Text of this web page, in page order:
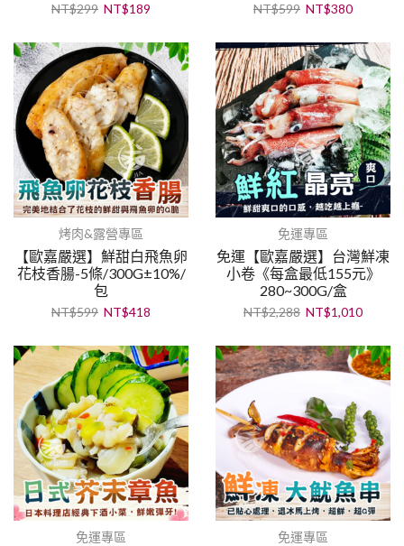
NT$299 NT$189 NT$599 NT$380
烤肉&露營專區
【歐嘉嚴選】鮮甜白飛魚卵
花枝香腸-5條/300G±10%/
包
NT$599 NT$418
免運專區
免運【歐嘉嚴選】台灣鮮凍
小卷《每盒最低155元》
280~300G/盒
NT$2,288 NT$1,010
免運專區 免運專區